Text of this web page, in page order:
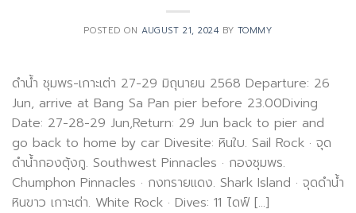
POSTED ONAUGUST 21, 2024BY TOMMY
ดำน้ำ ชุมพร-เกาะเต่า 27-29 มิถุนายน 2568 Departure: 26
Jun, arrive at Bang Sa Pan pier before 23.00Diving
Date: 27-28-29 Jun,Return: 29 Jun back to pier and
go back to home by car Divesite: หินใบ. Sail Rock · จุด
ดำน้ำกองตุ้งกู. Southwest Pinnacles · กองชุมพร.
Chumphon Pinnacles · กงทรายแดง. Shark Island · จุดดำน้ำ
หินขาว เกาะเต่า. White Rock · Dives: 11 ไดฟ์ […]